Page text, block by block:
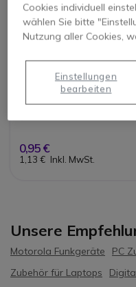
Rondson EM300
Einweg Kopfhörer
0,95 €
1,13 € Inkl. MwSt.
Unsere
Motorola Funkgeräte PC
Zubehör für Laptops
Cookies individuell
wählen Sie bitte
Nutzung aller Cookies,
Einstellungen
bearbeiten